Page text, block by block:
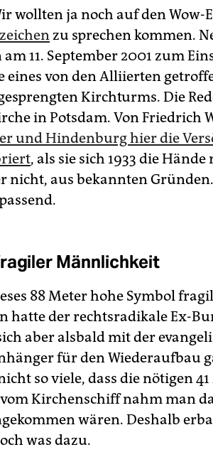
wollten ja noch auf den Wow-
zu sprechen kommen.
11. September 2001 zum
eines von den Alliierten
Kirchturms. Die
in Potsdam. Von Friedrich
und Hindenburg hier die
, als sie sich 1933 die
nicht, aus bekannten
Männlichkeit
88 Meter hohe Symbol
hatte der rechtsradikale Ex-
aber alsbald mit der
für den Wiederaufbau
so viele, dass die nötigen
Kirchenschiff nahm man
wären. Deshalb
was dazu.